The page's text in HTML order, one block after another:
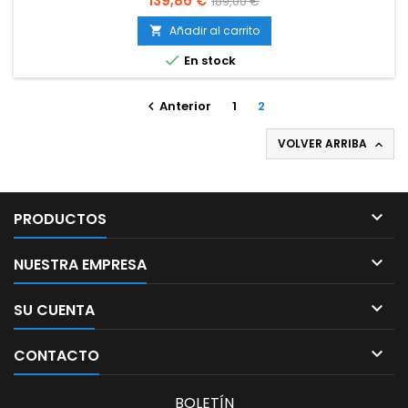
base
 Añadir al carrito
 En stock
 Anterior 1 2
VOLVER ARRIBA 
PRODUCTOS 
NUESTRA EMPRESA 
SU CUENTA 
CONTACTO 
BOLETÍN